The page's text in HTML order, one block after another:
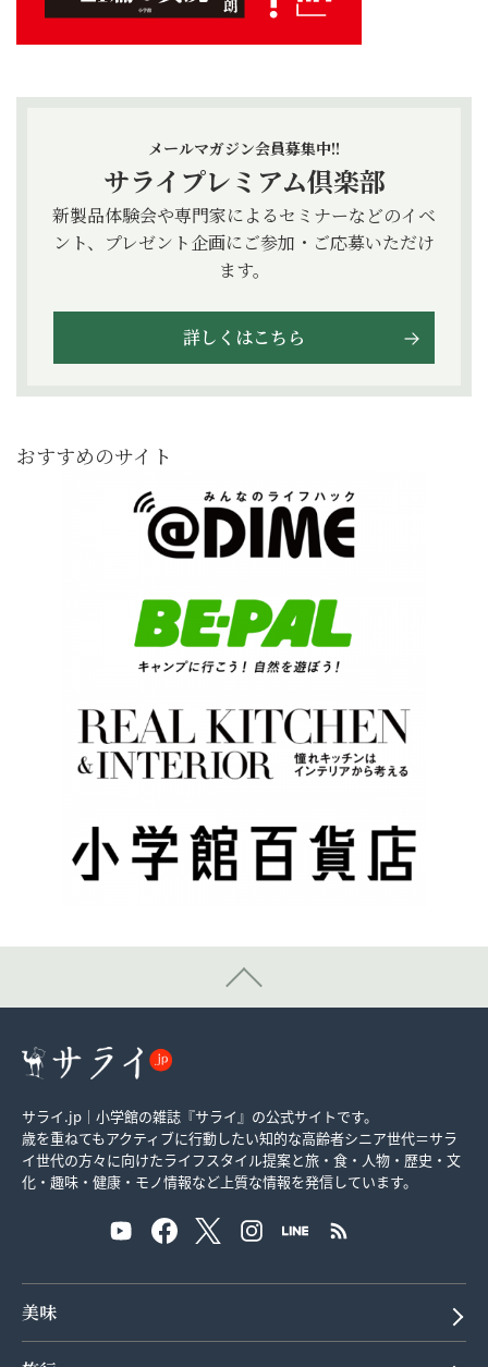
メールマガジン会員募集中!!
サライプレミアム倶楽部
新製品体験会や専門家によるセミナーなどのイベ
ント、プレゼント企画にご参加・ご応募いただけ
ます。
詳しくはこちら
おすすめのサイト
サライ.jp｜小学館の雑誌『サライ』の公式サイトです。
歳を重ねてもアクティブに行動したい知的な高齢者シニア世代＝サラ
イ世代の方々に向けたライフスタイル提案と旅・食・人物・歴史・文
化・趣味・健康・モノ情報など上質な情報を発信しています。
美味